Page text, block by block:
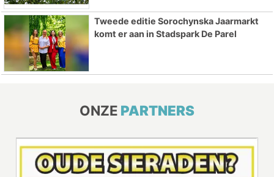
Tweede editie Sorochynska Jaarmarkt
komt er aan in Stadspark De Parel
ONZE PARTNERS